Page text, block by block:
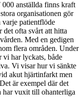
000 anställda finns kraft
organisationen gör
patientflöde
det ofta svårt att hitta
Med en gedigen
flera områden. Under
vi har lyckats, både
Vi visar hur vi sänkte
akut hjärtinfarkt men
är exempel där det
har vuxit till ohanterliga